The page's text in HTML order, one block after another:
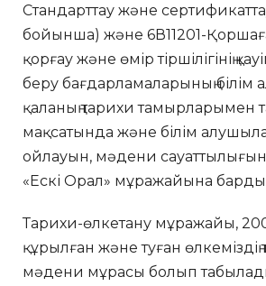
Стандарттау және
бойынша) және 6В11201-
қорғау және өмір тіршілігінің
беру бағдарламаларының білім
қаланың тарихи тамырларымен
мақсатында және білім
ойлауын, мәдени
«Ескі Орал» мұражайына
Тарихи-өлкетану мұражайы,
құрылған және туған өлкеміздің
мәдени мұрасы болып